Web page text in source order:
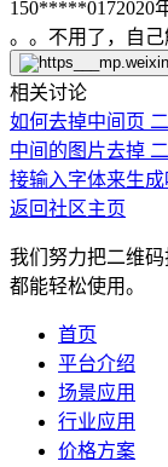
150*****0172020
。。不用了，自己
相关讨论
如何去掉中间页
中间的图片去掉
接输入字体来生成
返回社区主页
我们努力把二维
都能轻松使用。
首页
平台介绍
场景应用
行业应用
价格方案